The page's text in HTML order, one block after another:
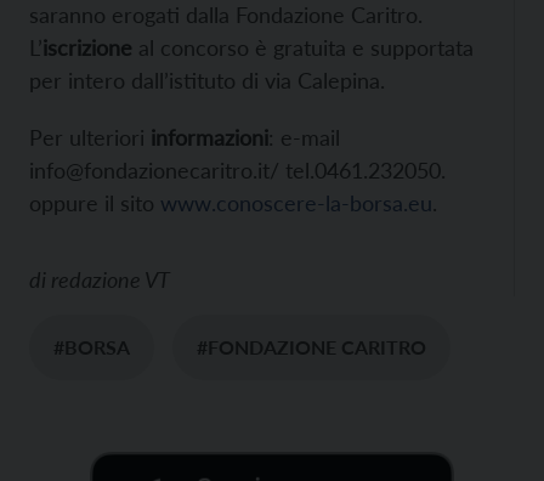
saranno erogati dalla Fondazione Caritro.
L’iscrizione al concorso è gratuita e supportata
per intero dall’istituto di via Calepina.
Per ulteriori informazioni: e-mail
info@fondazionecaritro.it/ tel.0461.232050.
oppure il sito www.conoscere-la-borsa.eu.
di redazione VT
#BORSA #FONDAZIONE CARITRO